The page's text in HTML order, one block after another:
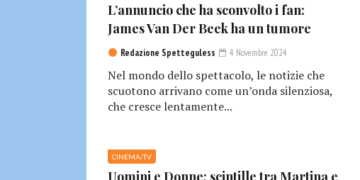
L’annuncio che ha sconvolto i fan:
James Van Der Beek ha un tumore
Redazione Spetteguless 4 Novembre 2024
Nel mondo dello spettacolo, le notizie che
scuotono arrivano come un’onda silenziosa,
che cresce lentamente...
CINEMA/TV
Uomini e Donne: scintille tra Martina e